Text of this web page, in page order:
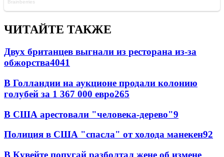
ЧИТАЙТЕ ТАКЖЕ
Двух британцев выгнали из ресторана из-за
обжорства4041
В Голландии на аукционе продали колонию
голубей за 1 367 000 евро265
В США арестовали "человека-дерево"9
Полиция в США "спасла" от холода манекен92
В Кувейте попугай разболтал жене об измене